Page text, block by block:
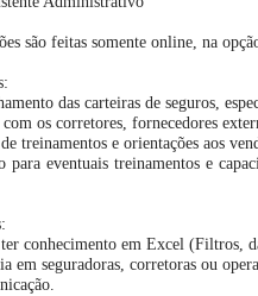
são feitas somente online, na
das carteiras de seguros,
os corretores, fornecedores
treinamentos e orientações aos
para eventuais treinamentos e
conhecimento em Excel (Filtros,
em seguradoras, corretoras ou